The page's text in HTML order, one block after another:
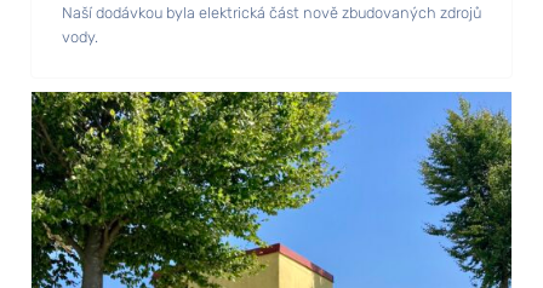
Naší dodávkou byla elektrická část nově zbudovaných zdrojů
vody.